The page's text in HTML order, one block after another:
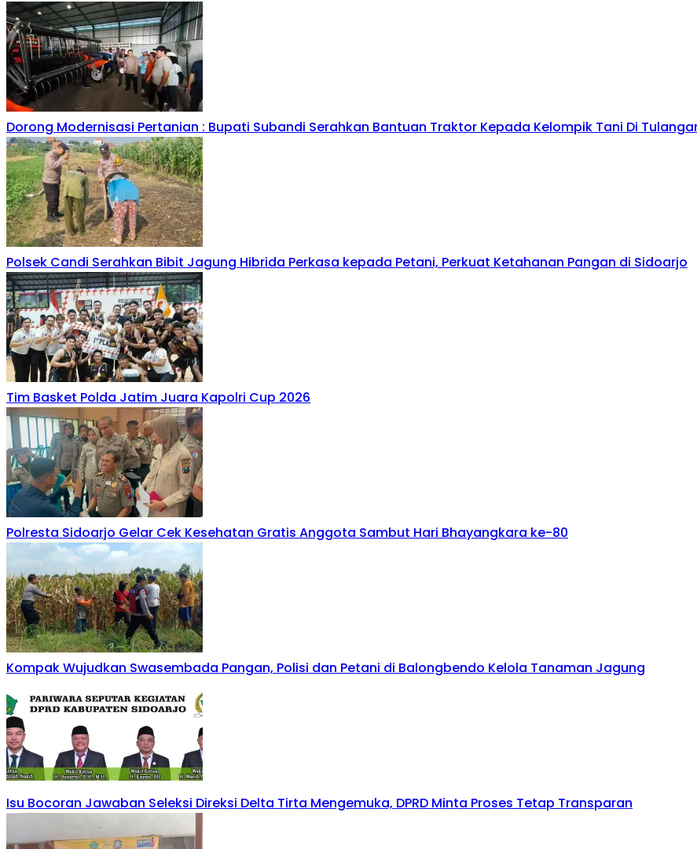
Dorong Modernisasi Pertanian : Bupati Subandi Serahkan Bantuan Traktor Kepada Kelompik Tani Di
Polsek Candi Serahkan Bibit Jagung Hibrida Perkasa kepada Petani, Perkuat Ketahanan Pangan di Sidoarjo
Tim Basket Polda Jatim Juara Kapolri Cup 2026
Polresta Sidoarjo Gelar Cek Kesehatan Gratis Anggota Sambut Hari Bhayangkara ke-80
Kompak Wujudkan Swasembada Pangan, Polisi dan Petani di Balongbendo Kelola Tanaman Jagung
Isu Bocoran Jawaban Seleksi Direksi Delta Tirta Mengemuka, DPRD Minta Proses Tetap Transparan